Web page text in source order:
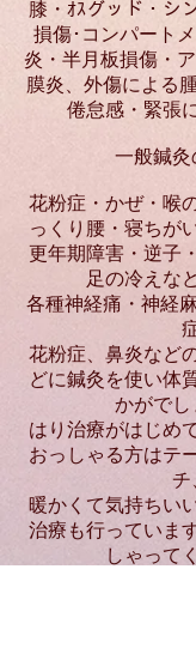
膝・ｵｽグッド・シ
損傷･コンパート
炎・半月板損傷・
膜炎、外傷による
倦怠感・緊張
一般鍼灸
花粉症・かぜ・喉
っくり腰・寝ちが
更年期障害・逆子
足の冷えな
各種神経痛・神経
花粉症、鼻炎など
どに鍼灸を使い体
かがでし
はり治療がはじめ
おっしゃる方はテ
チ
暖かくて気持ちい
治療も行っていま
しゃって